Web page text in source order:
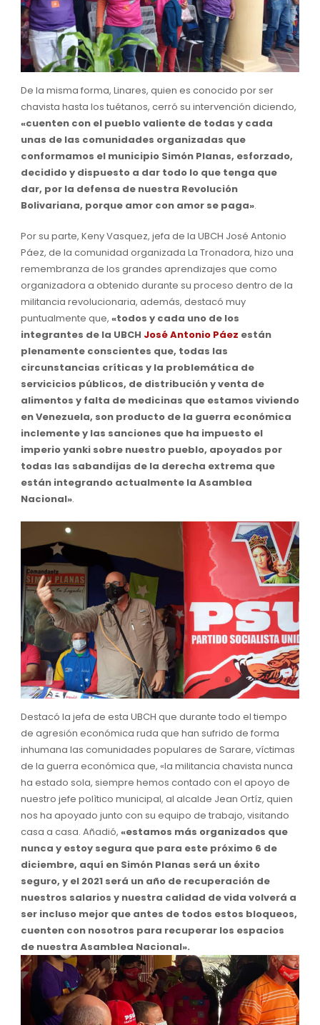
De la misma forma, Linares, quien es conocido por ser
chavista hasta los tuétanos, cerró su intervención diciendo,
«cuenten con el pueblo valiente de todas y cada
unas de las comunidades organizadas que
conformamos el municipio Simón Planas, esforzado,
decidido y dispuesto a dar todo lo que tenga que
dar, por la defensa de nuestra Revolución
Bolivariana, porque amor con amor se paga».
Por su parte, Keny Vasquez, jefa de la UBCH José Antonio
Páez, de la comunidad organizada La Tronadora, hizo una
remembranza de los grandes aprendizajes que como
organizadora a obtenido durante su proceso dentro de la
militancia revolucionaria, además, destacó muy
puntualmente que, «todos y cada uno de los
integrantes de la UBCH José Antonio Páez están
plenamente conscientes que, todas las
circunstancias críticas y la problemática de
servicicios públicos, de distribución y venta de
alimentos y falta de medicinas que estamos viviendo
en Venezuela, son producto de la guerra económica
inclemente y las sanciones que ha impuesto el
imperio yanki sobre nuestro pueblo, apoyados por
todas las sabandijas de la derecha extrema que
están integrando actualmente la Asamblea
Nacional».
Destacó la jefa de esta UBCH que durante todo el tiempo
de agresión económica ruda que han sufrido de forma
inhumana las comunidades populares de Sarare, víctimas
de la guerra económica que, «la militancia chavista nunca
ha estado sola, siempre hemos contado con el apoyo de
nuestro jefe polìtico municipal, al alcalde Jean Ortíz, quien
nos ha apoyado junto con su equipo de trabajo, visitando
casa a casa. Añadió, «estamos más organizados que
nunca y estoy segura que para este próximo 6 de
diciembre, aquí en Simón Planas será un éxito
seguro, y el 2021 será un año de recuperación de
nuestros salarios y nuestra calidad de vida volverá a
ser incluso mejor que antes de todos estos bloqueos,
cuenten con nosotros para recuperar los espacios
de nuestra Asamblea Nacional».